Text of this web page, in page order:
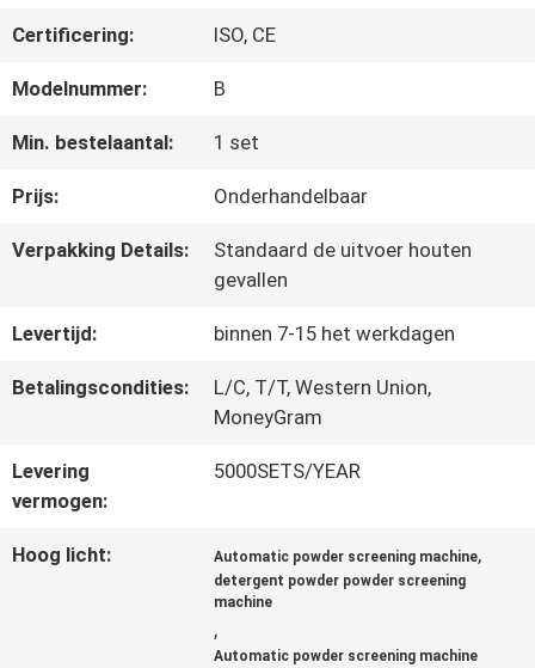
ONS
KWALITEITSCONTROLE
CONTACTEER
ONS
OM EEN
Certificering: ISO, CE
Modelnummer: B
Min. bestelaantal: 1 set
Prijs: Onderhandelbaar
Verpakking Details:
Standaard de uitvoer houten
gevallen
Levertijd: binnen 7-15 het werkdagen
Betalingscondities:
L/C, T/T, Western Union,
MoneyGram
Levering
vermogen:
5000SETS/YEAR
Hoog licht: Automatic powder screening machine,
detergent powder powder screening
machine
,
Automatic powder screening machine